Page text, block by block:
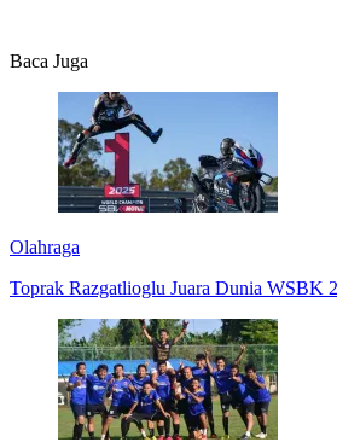
Baca Juga
Olahraga
Toprak Razgatlioglu Juara Dunia WSBK